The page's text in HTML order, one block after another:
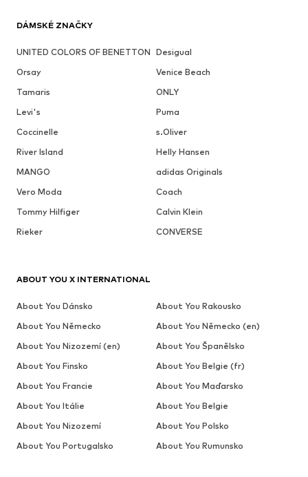
DÁMSKÉ ZNAČKY
UNITED COLORS OF BENETTON Desigual
Orsay
Venice Beach
Tamaris
ONLY
Levi's
Puma
Coccinelle
s.Oliver
River Island
Helly Hansen
MANGO
adidas Originals
Vero Moda
Coach
Tommy Hilfiger
Calvin Klein
Rieker
CONVERSE
ABOUT YOU X INTERNATIONAL
About You Dánsko
About You Rakousko
About You Německo
About You Německo (en)
About You Nizozemí (en)
About You Španělsko
About You Finsko
About You Belgie (fr)
About You Francie
About You Maďarsko
About You Itálie
About You Belgie
About You Nizozemí
About You Polsko
About You Portugalsko
About You Rumunsko